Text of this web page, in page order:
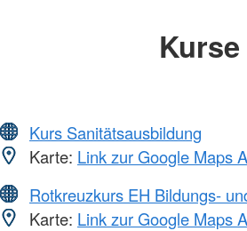
Kurse
Kurs Sanitätsausbildung
Karte: Link zur Google Maps
Rotkreuzkurs EH Bildungs-
Karte: Link zur Google Maps